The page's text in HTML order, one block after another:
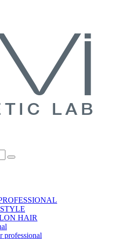
HAIR
professional